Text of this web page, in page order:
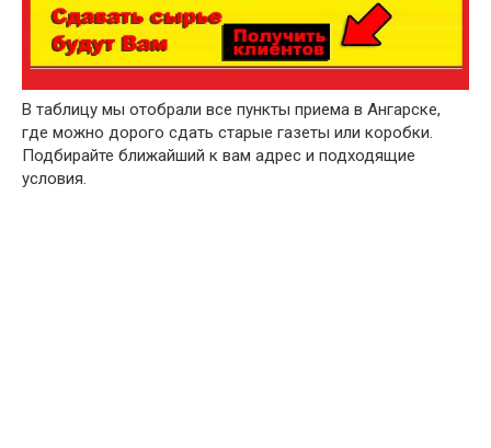
В таблицу мы отобрали все пункты приема в Ангарске,
где можно дорого сдать старые газеты или коробки.
Подбирайте ближайший к вам адрес и подходящие
условия.